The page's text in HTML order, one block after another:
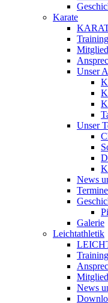
Karate
Unser
Unser
News
Termine
Galerie
Leichtathletik
News